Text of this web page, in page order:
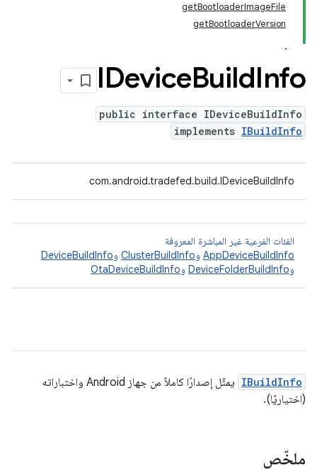
getBootloaderImageFile
getBootloaderVersion
IDeviceBuildInfo
public interface IDeviceBuildInfo
implements IBuildInfo
com.android.tradefed.build.IDeviceBuildInfo
الفئات الفرعية غير المباشرة المعروفة
AppDeviceBuildInfo وClusterBuildInfo وDeviceBuildInfo
وDeviceFolderBuildInfo وOtaDeviceBuildInfo
IBuildInfo
يمثّل إصدارًا كاملاً من جهاز Android واختباراته
(اختياريًا).
ملخّص